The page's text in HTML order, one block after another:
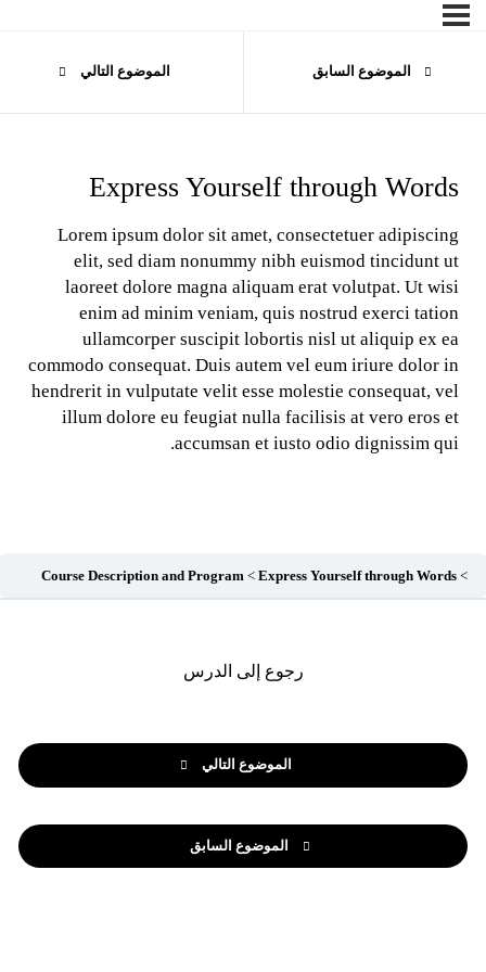
الموضوع السابق الموضوع التالي
Express Yourself through Words
Lorem ipsum dolor sit amet, consectetuer adipiscing
elit, sed diam nonummy nibh euismod tincidunt ut
laoreet dolore magna aliquam erat volutpat. Ut wisi
enim ad minim veniam, quis nostrud exerci tation
ullamcorper suscipit lobortis nisl ut aliquip ex ea
commodo consequat. Duis autem vel eum iriure dolor in
hendrerit in vulputate velit esse molestie consequat, vel
illum dolore eu feugiat nulla facilisis at vero eros et
accumsan et iusto odio dignissim qui.
Course Description and Program Express Yourself through Words
الموضوع السابق
رجوع إلى الدرس
الموضوع التالي